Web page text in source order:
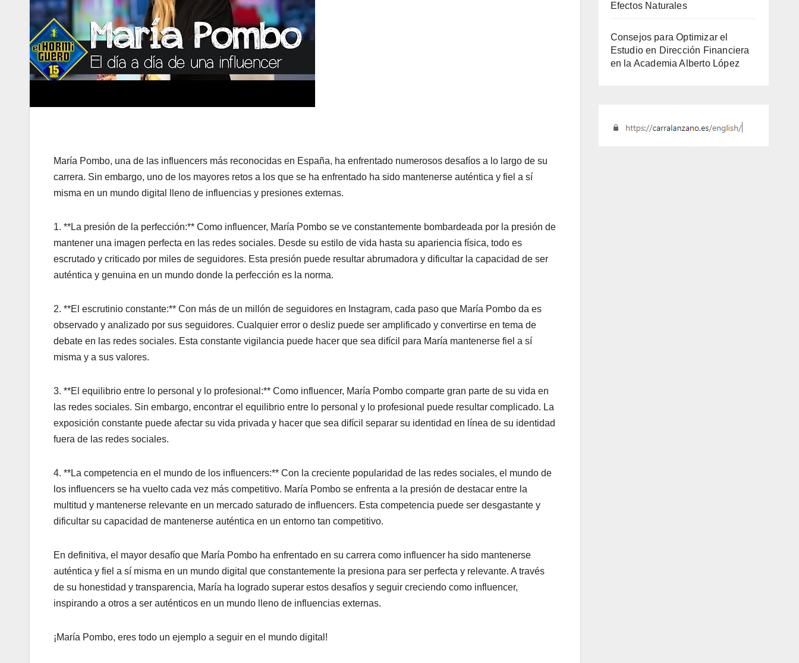
María Pombo, una de las influencers más reconocidas en España, ha enfrentado numerosos desafíos a lo largo de su
carrera. Sin embargo, uno de los mayores retos a los que se ha enfrentado ha sido mantenerse auténtica y fiel a sí
misma en un mundo digital lleno de influencias y presiones externas.
1. **La presión de la perfección:** Como influencer, María Pombo se ve constantemente bombardeada por la presión de
mantener una imagen perfecta en las redes sociales. Desde su estilo de vida hasta su apariencia física, todo es
escrutado y criticado por miles de seguidores. Esta presión puede resultar abrumadora y dificultar la capacidad de ser
auténtica y genuina en un mundo donde la perfección es la norma.
2. **El escrutinio constante:** Con más de un millón de seguidores en Instagram, cada paso que María Pombo da es
observado y analizado por sus seguidores. Cualquier error o desliz puede ser amplificado y convertirse en tema de
debate en las redes sociales. Esta constante vigilancia puede hacer que sea difícil para María mantenerse fiel a sí
misma y a sus valores.
3. **El equilibrio entre lo personal y lo profesional:** Como influencer, María Pombo comparte gran parte de su vida en
las redes sociales. Sin embargo, encontrar el equilibrio entre lo personal y lo profesional puede resultar complicado. La
exposición constante puede afectar su vida privada y hacer que sea difícil separar su identidad en línea de su identidad
fuera de las redes sociales.
4. **La competencia en el mundo de los influencers:** Con la creciente popularidad de las redes sociales, el mundo de
los influencers se ha vuelto cada vez más competitivo. María Pombo se enfrenta a la presión de destacar entre la
multitud y mantenerse relevante en un mercado saturado de influencers. Esta competencia puede ser desgastante y
dificultar su capacidad de mantenerse auténtica en un entorno tan competitivo.
En definitiva, el mayor desafío que María Pombo ha enfrentado en su carrera como influencer ha sido mantenerse
auténtica y fiel a sí misma en un mundo digital que constantemente la presiona para ser perfecta y relevante. A través
de su honestidad y transparencia, María ha logrado superar estos desafíos y seguir creciendo como influencer,
inspirando a otros a ser auténticos en un mundo lleno de influencias externas.
¡María Pombo, eres todo un ejemplo a seguir en el mundo digital!
Efectos Naturales
Consejos para Optimizar el
Estudio en Dirección Financiera
en la Academia Alberto López